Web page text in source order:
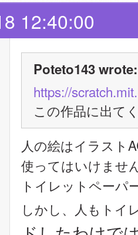
12:40:00
Poteto143 wrote:
https://
この作品に出て
人の絵はイラスト
使ってはいけませ
トイレットペーパ
しかし、人もトイ